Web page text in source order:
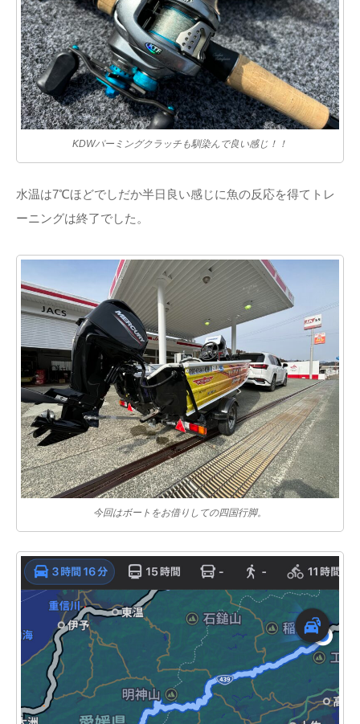
KDWパーミングクラッチも馴染んで良い感じ！！
水温は7℃ほどでしだか半日良い感じに魚の反応を得てトレ
ーニングは終了でした。
今回はボートをお借りしての四国行脚。